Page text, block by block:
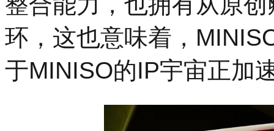
环，这也意味着，
于MINISO的IP宇宙正加